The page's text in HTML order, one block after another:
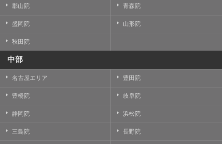
郡山院 青森院
盛岡院 山形院
秋田院
中部
名古屋エリア 豊田院
豊橋院 岐阜院
静岡院 浜松院
三島院 長野院